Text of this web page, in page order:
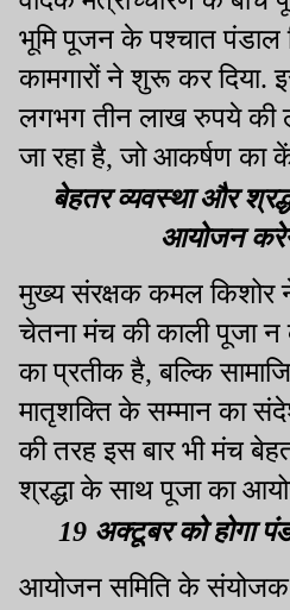
भूमि पूजन के पश्चात पंडाल
कामगारों ने शुरू कर दिया.
लगभग तीन लाख रुपये की
जा रहा है, जो आकर्षण का
बेहतर व्यवस्था और
आयोजन
मुख्य संरक्षक कमल किशोर
चेतना मंच की काली पूजा
का प्रतीक है, बल्कि
मातृशक्ति के सम्मान का
की तरह इस बार भी मंच
श्रद्धा के साथ पूजा का
19 अक्टूबर को होगा
आयोजन समिति के संयोजक